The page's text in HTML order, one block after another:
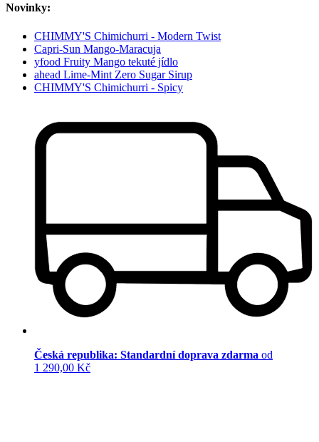
Novinky:
CHIMMY'S Chimichurri - Modern Twist
Capri-Sun Mango-Maracuja
yfood Fruity Mango tekuté jídlo
ahead Lime-Mint Zero Sugar Sirup
CHIMMY'S Chimichurri - Spicy
Česká republika: Standardní doprava zdarma od
1 290,00 Kč